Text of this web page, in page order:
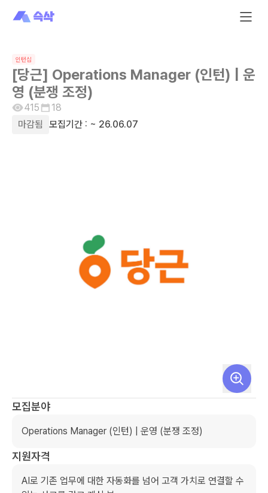
인턴십
[당근] Operations Manager (인턴) | 운
영 (분쟁 조정)
415
18
마감됨
모집기간 : ~ 26.06.07
모집분야
Operations Manager (인턴) | 운영 (분쟁 조정)
지원자격
AI로 기존 업무에 대한 자동화를 넘어 고객 가치로 연결할 수